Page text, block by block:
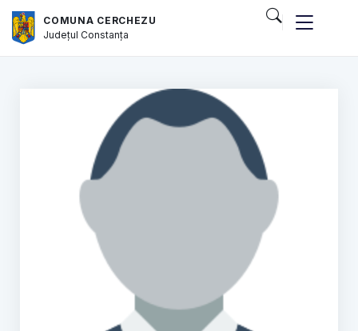
COMUNA CERCHEZU
JudețulConstanța